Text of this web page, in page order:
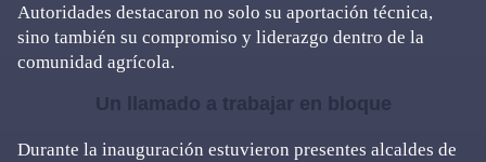
Autoridades destacaron no solo su aportación técnica,
sino también su compromiso y liderazgo dentro de la
comunidad agrícola.
Un llamado a trabajar en bloque
Durante la inauguración estuvieron presentes alcaldes de